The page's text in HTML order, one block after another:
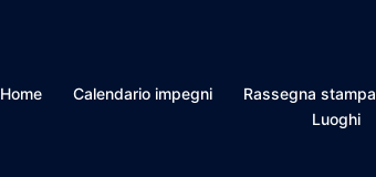
Home Calendario impegni Rassegna stampa
Luoghi